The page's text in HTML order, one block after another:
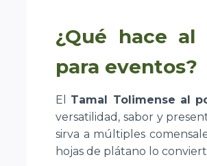
¿Qué hace
para eventos?
El Tamal Tolimense al
versatilidad, sabor y
sirva a múltiples
hojas de plátano lo